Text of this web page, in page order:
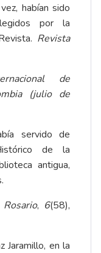
habían sido
por la
Revista
de
(julio de
servido de
de la
antigua,
.
, 6(58),
Jaramillo, en la